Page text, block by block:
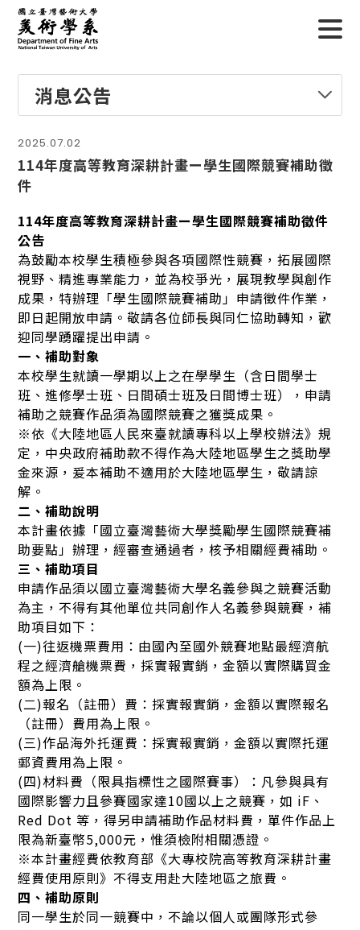
消息公告
2025.07.02
114年度高等教育深耕計畫ー學生國際競賽補助徵
件
114年度高等教育深耕計畫ー學生國際競賽補助徵件
公告
為鼓勵本校學生積極參與各項國際性競賽，拓展國際
視野、精進專業能力，並為校爭光，展現教學與創作
成果，特辦理「學生國際競賽補助」申請徵件作業，
即日起開放申請。敬請各位師長與同仁協助轉知，歡
迎同學踴躍提出申請。
一、補助對象
本校學生就讀一學期以上之在學學生（含日間學士
班、進修學士班、日間碩士班及日間博士班），申請
補助之競賽作品須為國際競賽之獲獎成果。
※依《大陸地區人民來臺就讀專科以上學校辦法》規
定，中央政府補助款不得作為大陸地區學生之獎助學
金來源，爰本補助不適用於大陸地區學生，敬請諒
解。
二、補助說明
本計畫依據「國立臺灣藝術大學獎勵學生國際競賽補
助要點」辦理，經審查通過者，核予相關經費補助。
三、補助項目
申請作品須以國立臺灣藝術大學名義參與之競賽活動
為主，不得有其他單位共同創作人名義參與競賽，補
助項目如下：
(一)往返機票費用：由國內至國外競賽地點最經濟航
程之經濟艙機票費，採實報實銷，金額以實際購買金
額為上限。
(二)報名（註冊）費：採實報實銷，金額以實際報名
（註冊）費用為上限。
(三)作品海外托運費：採實報實銷，金額以實際托運
郵資費用為上限。
(四)材料費（限具指標性之國際賽事）：凡參與具有
國際影響力且參賽國家達10國以上之競賽，如 iF、
Red Dot 等，得另申請補助作品材料費，單件作品上
限為新臺幣5,000元，惟須檢附相關憑證。
※本計畫經費依教育部《大專校院高等教育深耕計畫
經費使用原則》不得支用赴大陸地區之旅費。
四、補助原則
同一學生於同一競賽中，不論以個人或團隊形式參